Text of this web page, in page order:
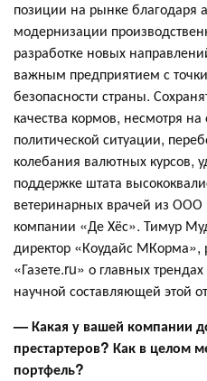
позиции на рынке благодаря
модернизации
разработке новых
важным предприятием с
безопасности страны.
качества кормов, несмотря
политической ситуации,
колебания валютных курсов,
поддержке штата
ветеринарных врачей из
компании «Де Хёс». Тимур
директор «Коудайс МКорма»,
«Газете.ru» о главных
научной составляющей этой
—Какая у вашей компании
престартеров? Как в целом
портфель?